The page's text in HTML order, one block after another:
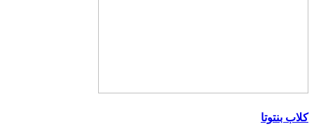
کلاب بنتوتا